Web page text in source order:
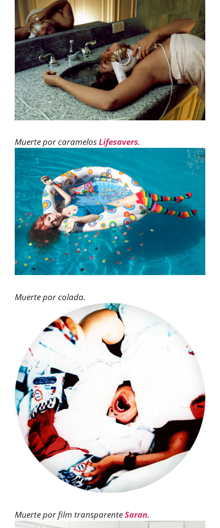
Muerte por caramelosLifesavers.
Muerte por colada.
Muerte por film transparenteSaran.